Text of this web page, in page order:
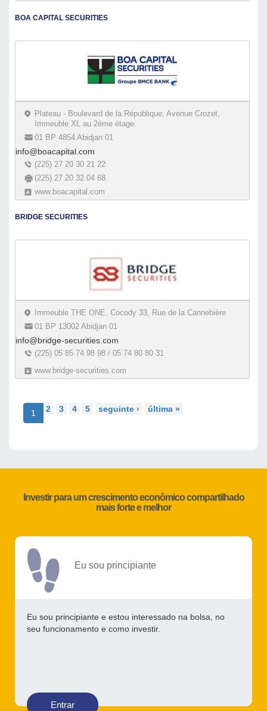
BOA CAPITAL SECURITIES
Plateau - Boulevard de la République, Avenue Crozet,
Immeuble XL au 2ème étage.
01 BP 4854 Abidjan 01
info@boacapital.com
(225) 27 20 30 21 22
(225) 27 20 32 04 68
www.boacapital.com
BRIDGE SECURITIES
Immeuble THE ONE, Cocody 33, Rue de la Cannebière
01 BP 13002 Abidjan 01
info@bridge-securities.com
(225) 05 85 74 98 98 / 05 74 80 80 31
www.bridge-securities.com
1 2 3 4 5 seguinte › última »
Investir para um crescimento econômico compartilhado
mais forte e melhor
Eu sou principiante
Eu sou principiante e estou interessado na bolsa, no
seu funcionamento e como investir.
Entrar